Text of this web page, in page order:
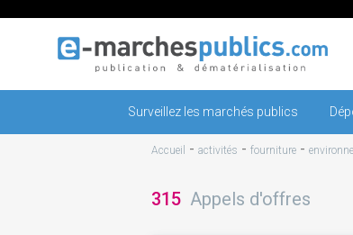
Surveillez les marchés publics
Accueil - activités - fourniture -
315 Appels d'offres